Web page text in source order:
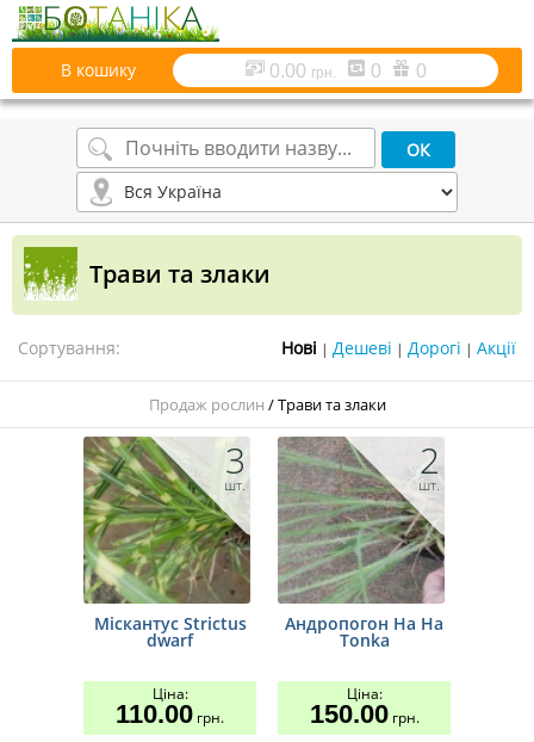
В кошику 0.00 грн. 0 0
Трави та злаки
Сортування: | | |
Продаж рослин /Трави та злаки
3
шт.
Міскантус Strictus
dwarf
Ціна:
110.00 грн.
2
шт.
Андропогон Ha Ha
Tonka
Ціна:
150.00грн.